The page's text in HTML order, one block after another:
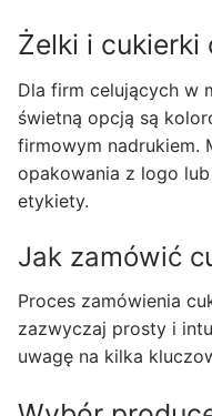
Żelki i cukierki
Dla firm celujących w
świetną opcją są
firmowym nadrukiem.
opakowania z logo
etykiety.
Jak zamówić
Proces zamówienia
zazwyczaj prosty i
uwagę na kilka